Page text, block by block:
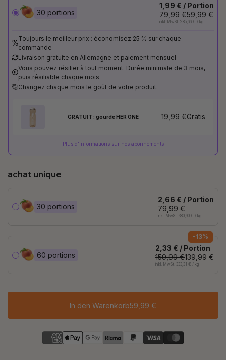
30 portions
1,99 € / Portion
79,99 €59,99 €
inkl. MwSt. 285,66 € / kg
Toujours le meilleur prix : économisez 25 % sur chaque
commande
Livraison gratuite en Allemagne et paiement mensuel
Vous pouvez résilier à tout moment. Durée minimale de 3 mois,
puis résiliable chaque mois.
Changez chaque mois le goût de votre produit.
GRATUIT : gourde HER ONE 19,99 €Gratis
Plus d'informations sur nos abonnements
achat unique
30 portions
2,66 € / Portion
79,99 €
inkl. MwSt. 380,90 € / kg
-13%
60 portions
2,33 € / Portion
159,99 €139,99 €
inkl. MwSt. 333,31 € / kg
In den Warenkorb59,99 €